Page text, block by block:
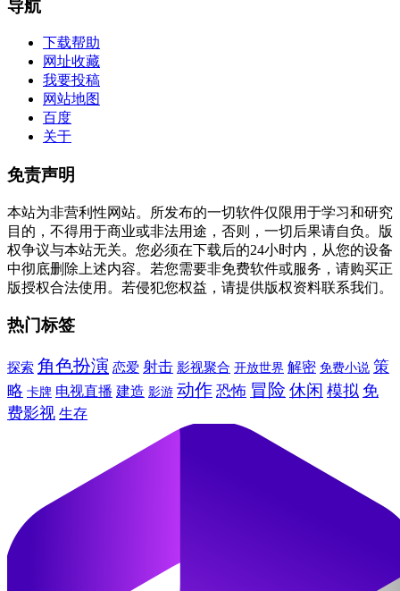
导航
下载帮助
网址收藏
我要投稿
网站地图
百度
关于
免责声明
本站为非营利性网站。所发布的一切软件仅限用于学习和研究
目的，不得用于商业或非法用途，否则，一切后果请自负。版
权争议与本站无关。您必须在下载后的24小时内，从您的设备
中彻底删除上述内容。若您需要非免费软件或服务，请购买正
版授权合法使用。若侵犯您权益，请提供版权资料联系我们。
热门标签
探索 角色扮演 恋爱 射击 影视聚合 开放世界 解密 免费小说 策
略 卡牌 电视直播 建造 影游 动作 恐怖 冒险 休闲 模拟 免
费影视 生存